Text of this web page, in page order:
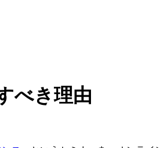
べき理由